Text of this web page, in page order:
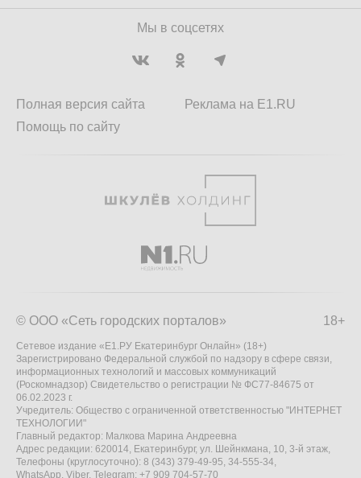
Мы в соцсетях
Полная версия сайта
Помощь по сайту
Реклама на E1.RU
18+
© ООО «Сеть городских порталов»
Сетевое издание «Е1.РУ Екатеринбург Онлайн» (18+)
Зарегистрировано Федеральной службой по надзору в сфере связи,
информационных технологий и массовых коммуникаций
(Роскомнадзор) Свидетельство о регистрации № ФС77-84675 от
06.02.2023 г.
Учредитель: Общество с ограниченной ответственностью "ИНТЕРНЕТ
ТЕХНОЛОГИИ"
Главный редактор: Малкова Марина Андреевна
Адрес редакции: 620014, Екатеринбург, ул. Шейнкмана, 10, 3-й этаж,
Телефоны (круглосуточно): 8 (343) 379-49-95, 34-555-34,
WhatsApp, Viber, Telegram: +7 909 704-57-70